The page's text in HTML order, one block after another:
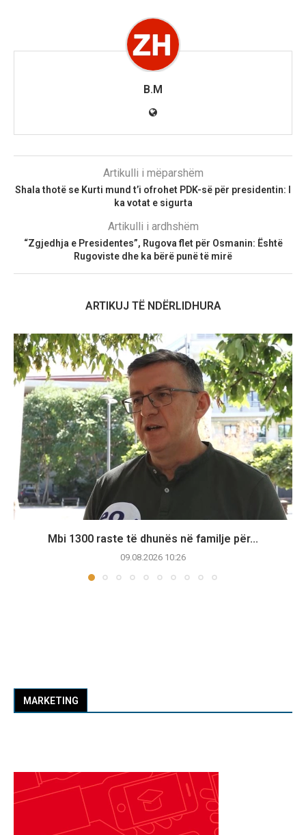
B.M
Artikulli i mëparshëm
Shala thotë se Kurti mund t’i ofrohet PDK-së për presidentin: I
ka votat e sigurta
Artikulli i ardhshëm
“Zgjedhja e Presidentes”, Rugova flet për Osmanin: Është
Rugoviste dhe ka bërë punë të mirë
ARTIKUJ TË NDËRLIDHURA
Mbi 1300 raste të dhunës në familje për...
09.08.2026 10:26
MARKETING